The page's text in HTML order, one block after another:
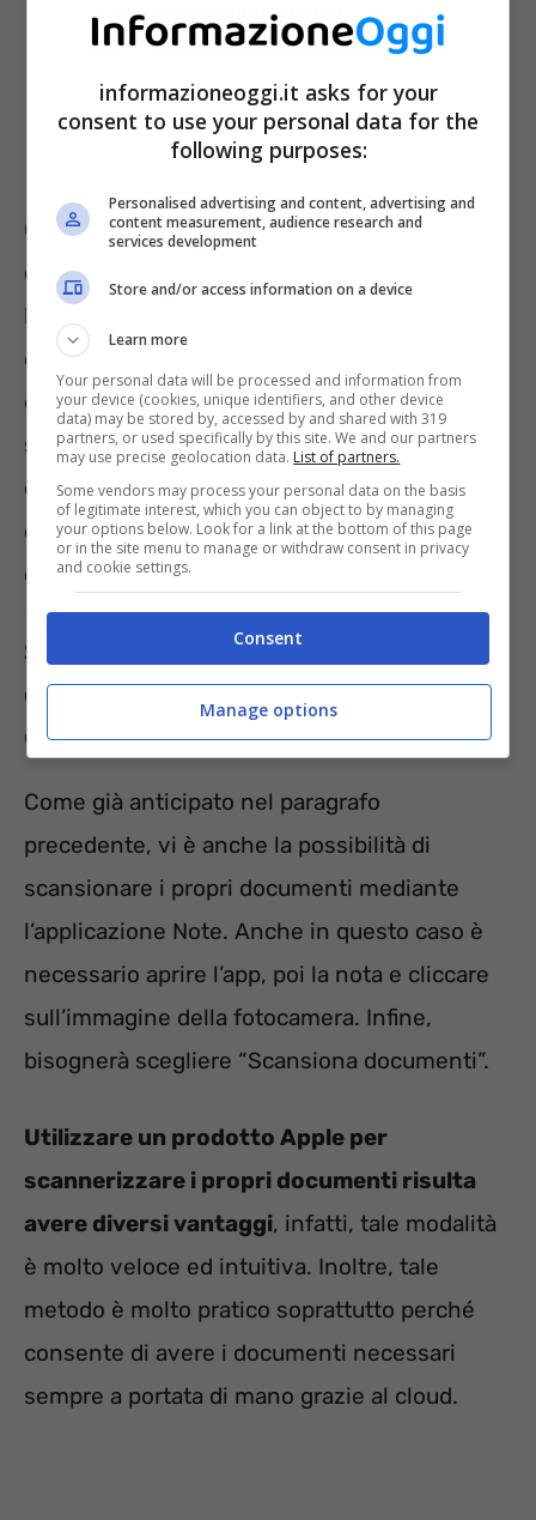
Questa funzione vi è sia nella sezione File
che in quella Notes. Per utilizzare la funzione
basterà aprire l’applicazione File, poi aprire la
directory. Qui potrà essere salvato il
documento. In seguito, si dovrà poi cliccare
sui 3 puntini presenti e scegliere “Scansiona
documenti”, sarà poi aperta la fotocamera che
catturerà in automatico l’immagine
desiderata.
Scannerizzare con iPhone e iPad è
davvero semplice: ecco come si fa
con l’applicazione Note
Come già anticipato nel paragrafo
precedente, vi è anche la possibilità di
scansionare i propri documenti mediante
l’applicazione Note. Anche in questo caso è
necessario aprire l’app, poi la nota e cliccare
sull’immagine della fotocamera. Infine,
bisognerà scegliere “Scansiona documenti”.
Utilizzare un prodotto Apple per
scannerizzare i propri documenti risulta
avere diversi vantaggi, infatti, tale modalità
è molto veloce ed intuitiva. Inoltre, tale
metodo è molto pratico soprattutto perché
consente di avere i documenti necessari
sempre a portata di mano grazie al cloud.
informazioneoggi.it asks for your
consent to use your personal data for the
following purposes:
Personalised advertising and content, advertising and
content measurement, audience research and
services development
Store and/or access information on a device
Learn more
Your personal data will be processed and information from
your device (cookies, unique identifiers, and other device
data) may be stored by, accessed by and shared with 319
partners, or used specifically by this site. We and our partners
may use precise geolocation data. List of partners.
Some vendors may process your personal data on the basis
of legitimate interest, which you can object to by managing
your options below. Look for a link at the bottom of this page
or in the site menu to manage or withdraw consent in privacy
and cookie settings.
Consent
Manage options